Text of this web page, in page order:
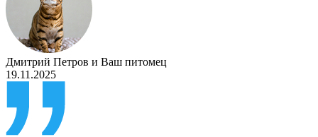
Дмитрий Петров и Ваш питомец
19.11.2025